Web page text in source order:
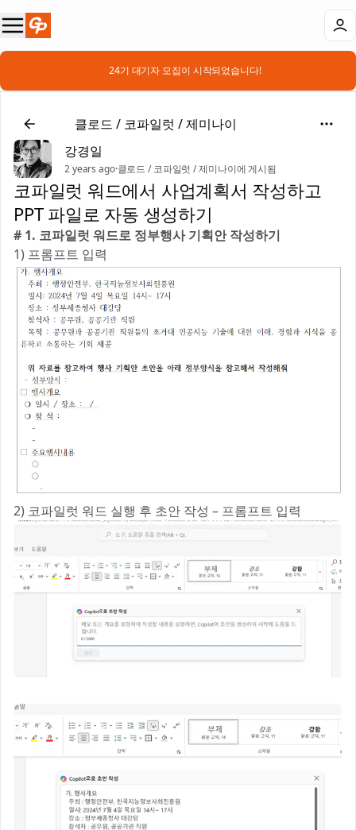
📣 24기 대기자 모집이 시작되었습니다!
🤖클로드 / 코파일럿 / 제미나이
강경일
2 years ago·클로드 / 코파일럿 / 제미나이에 게시됨
코파일럿 워드에서 사업계획서 작성하고
PPT 파일로 자동 생성하기
# 1. 코파일럿 워드로 정부행사 기획안 작성하기
1) 프롬프트 입력
2) 코파일럿 워드 실행 후 초안 작성 – 프롬프트 입력